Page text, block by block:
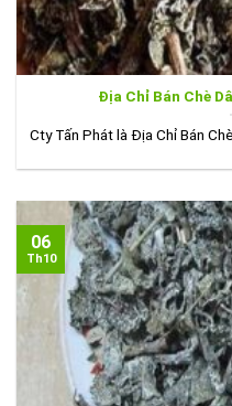
Địa Chỉ Bán Chè
Cty Tấn Phát là Địa Chỉ Bán
06
Th10